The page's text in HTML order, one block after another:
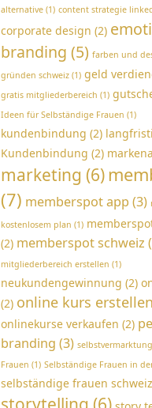
alternative (1) content strategie
corporate design (2)
branding (5) farben und
gründen schweiz (1) geld
gratis mitgliederbereich (1)
Ideen für Selbständige Frauen (1)
kundenbindung (2)
Kundenbindung (2)
marketing (6)
(7) memberspot app (3)
kostenlosem plan (1)
(2) memberspot schweiz
mitgliederbereich erstellen (1)
neukundengewinnung (2)
(2) online kurs erstellen
onlinekurse verkaufen (2)
branding (3) selbstvermarktung
Frauen (1) Selbständige Frauen in
selbständige frauen schweiz